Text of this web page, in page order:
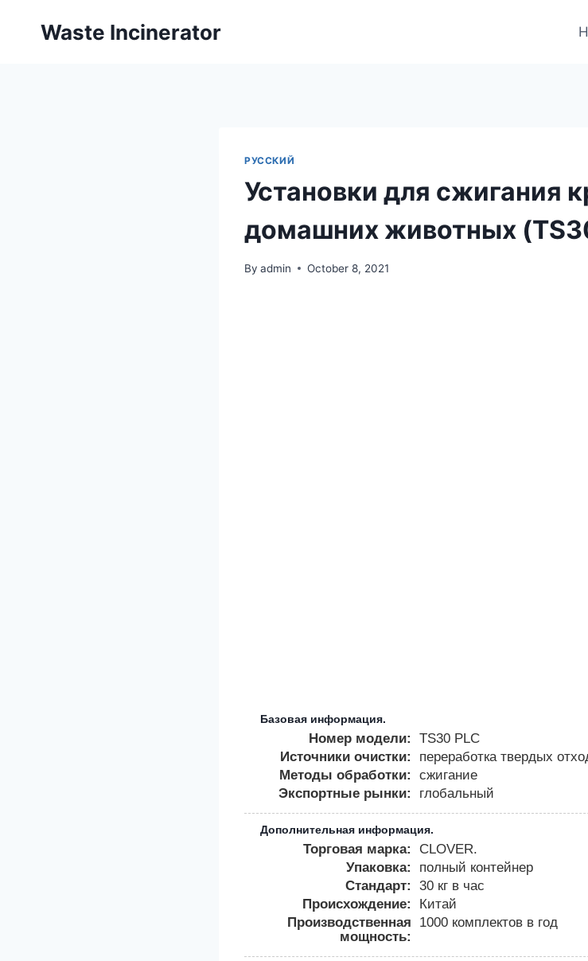
Waste Incinerator
РУССКИЙ
Установки для сжигания
домашних животных
By admin October 8, 2021
Базовая информация.
Номер модели:
TS30 PLC
Источники очистки:
переработка твердых
Методы обработки:
сжигание
Экспортные рынки:
глобальный
Дополнительная информация.
Торговая марка:
CLOVER.
Упаковка:
полный контейнер
Стандарт:
30 кг в час
Происхождение:
Китай
Производственная
мощность:
1000 комплектов в год